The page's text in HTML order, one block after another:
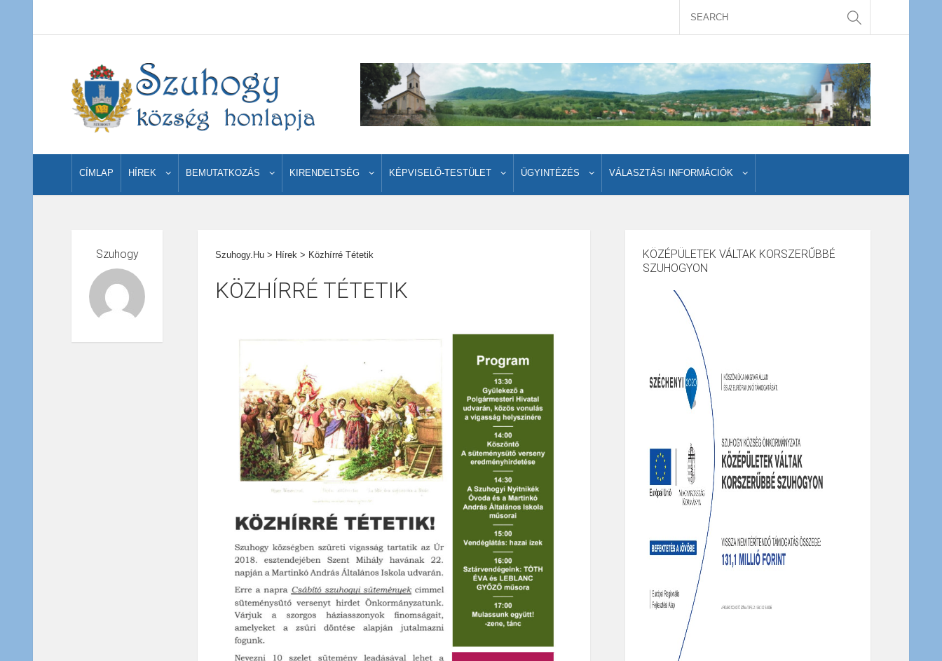
CÍMLAP HÍREK BEMUTATKOZÁS KIRENDELTSÉG KÉPVISELŐ-TESTÜLET ÜGYINTÉZÉS VÁLASZTÁSI INFORMÁCIÓK
Szuhogy Szuhogy.hu > Hírek > Közhírré Tétetik
KÖZHÍRRÉ TÉTETIK
KÖZÉPÜLETEK VÁLTAK KORSZERŰBBÉ
SZUHOGYON